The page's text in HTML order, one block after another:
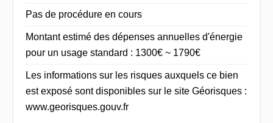
Pas de procédure en cours
Montant estimé des dépenses annuelles d'énergie
pour un usage standard : 1300€ ~ 1790€
Les informations sur les risques auxquels ce bien
est exposé sont disponibles sur le site Géorisques :
www.georisques.gouv.fr